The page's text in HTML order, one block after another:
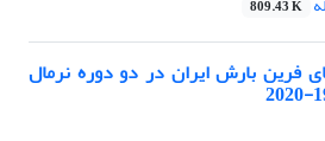
809.43 K
فرین بارش ایران در دو دوره نرمال